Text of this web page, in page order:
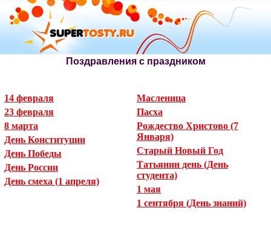
Поздравления с праздником
14 февраля
23 февраля
8 марта
День Конституции
День Победы
День России
День смеха (1 апреля)
Масленица
Пасха
Рождество Христово (7
Января)
Старый Новый Год
Татьянин день (День
студента)
1 мая
1 сентября (День знаний)